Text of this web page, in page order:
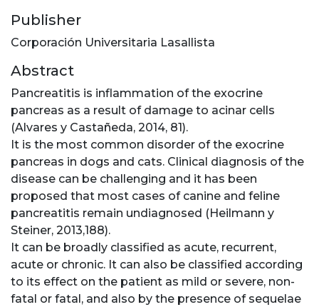
Publisher
Corporación Universitaria Lasallista
Abstract
Pancreatitis is inflammation of the exocrine
pancreas as a result of damage to acinar cells
(Alvares y Castañeda, 2014, 81).
It is the most common disorder of the exocrine
pancreas in dogs and cats. Clinical diagnosis of the
disease can be challenging and it has been
proposed that most cases of canine and feline
pancreatitis remain undiagnosed (Heilmann y
Steiner, 2013,188).
It can be broadly classified as acute, recurrent,
acute or chronic. It can also be classified according
to its effect on the patient as mild or severe, non-
fatal or fatal, and also by the presence of sequelae